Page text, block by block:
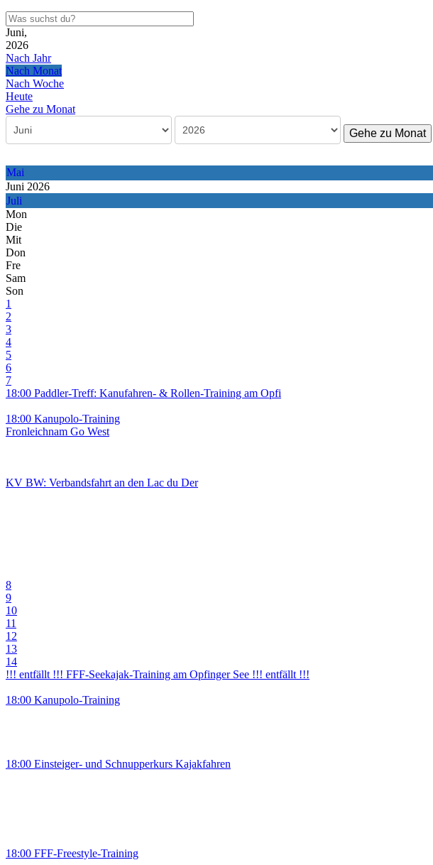
Juni,
2026
Nach Jahr
Nach Monat
Nach Woche
Heute
Gehe zu Monat
Gehe zu Monat
Mai
Juni 2026
Juli
Mon
Die
Mit
Don
Fre
Sam
Son
1
2
3
4
5
6
7
18:00 Paddler-Treff: Kanufahren- & Rollen-Training am Opfi
18:00 Kanupolo-Training
Fronleichnam Go West
KV BW: Verbandsfahrt an den Lac du Der
8
9
10
11
12
13
14
!!! entfällt !!! FFF-Seekajak-Training am Opfinger See !!! entfällt !!!
18:00 Kanupolo-Training
18:00 Einsteiger- und Schnupperkurs Kajakfahren
18:00 FFF-Freestyle-Training